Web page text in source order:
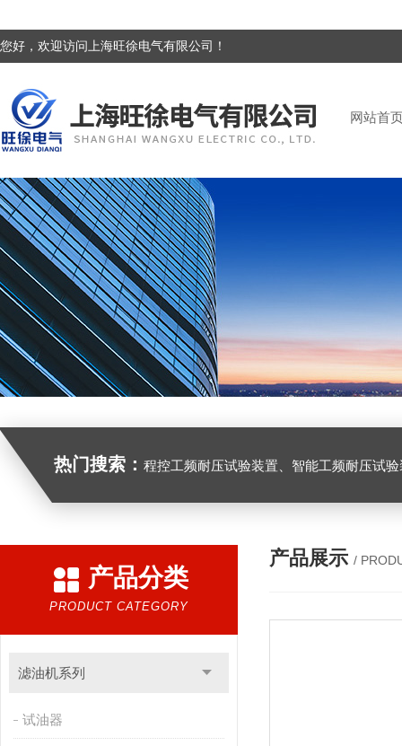
您好，欢迎访问上海旺徐电气有限公司！
网站首
热门搜索： 程控工频耐压试验装置、智能工频耐压试验装置、工频耐压试验装置、工频耐压试验仪、工频耐压试验台、高压耐压试
产品分类
PRODUCT CATEGORY
滤油机系列
试油器
产品展示 /